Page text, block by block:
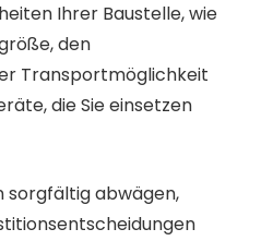
Ihrer Baustelle, wie
den
Transportmöglichkeit
die Sie einsetzen
sorgfältig abwägen,